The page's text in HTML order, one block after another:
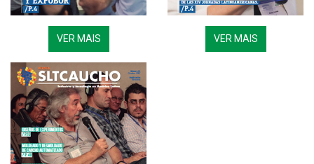
VER MAIS VER MAIS